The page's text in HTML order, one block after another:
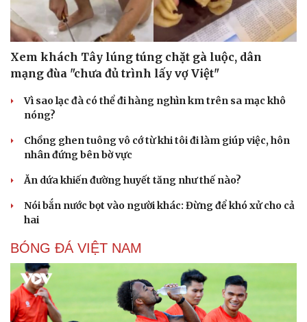
Xem khách Tây lúng túng chặt gà luộc, dân
mạng đùa "chưa đủ trình lấy vợ Việt"
Vì sao lạc đà có thể đi hàng nghìn km trên sa mạc khô
nóng?
Chồng ghen tuông vô cớ từ khi tôi đi làm giúp việc, hôn
nhân đứng bên bờ vực
Ăn dứa khiến đường huyết tăng như thế nào?
Nói bắn nước bọt vào người khác: Đừng để khó xử cho cả
hai
BÓNG ĐÁ VIỆT NAM